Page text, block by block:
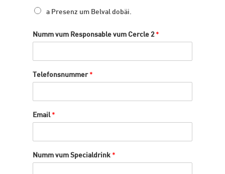
a Presenz um Belval dobäi.
Numm vum Responsable vum Cercle 2 *
Telefonsnummer *
Email *
Numm vum Specialdrink *